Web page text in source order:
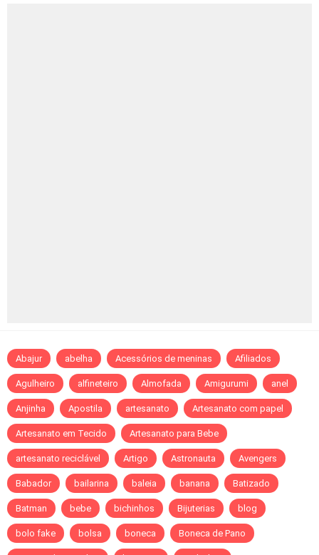
Abajur abelha Acessórios de meninas Afiliados
Agulheiro alfineteiro Almofada Amigurumi anel
Anjinha Apostila artesanato Artesanato com papel
Artesanato em Tecido Artesanato para Bebe
artesanato reciclável Artigo Astronauta Avengers
Babador bailarina baleia banana Batizado
Batman bebe bichinhos Bijuterias blog
bolo fake bolsa boneca Boneca de Pano